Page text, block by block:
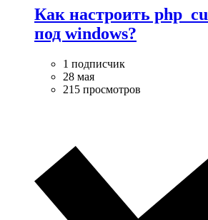
Как настроить
под windows?
1 подписчик
28 мая
215 просмотров